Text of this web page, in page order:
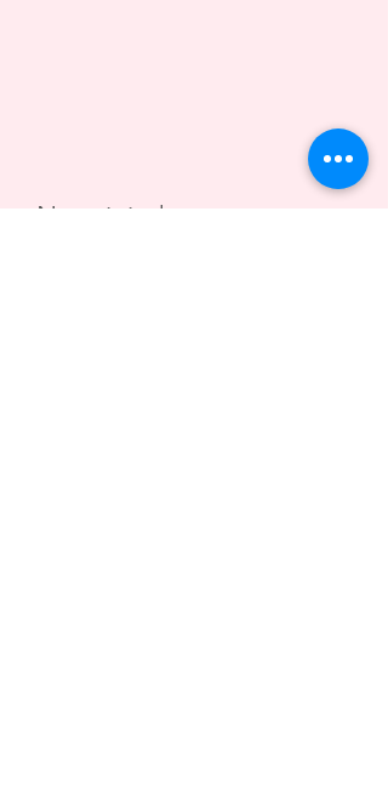
Nous joindre